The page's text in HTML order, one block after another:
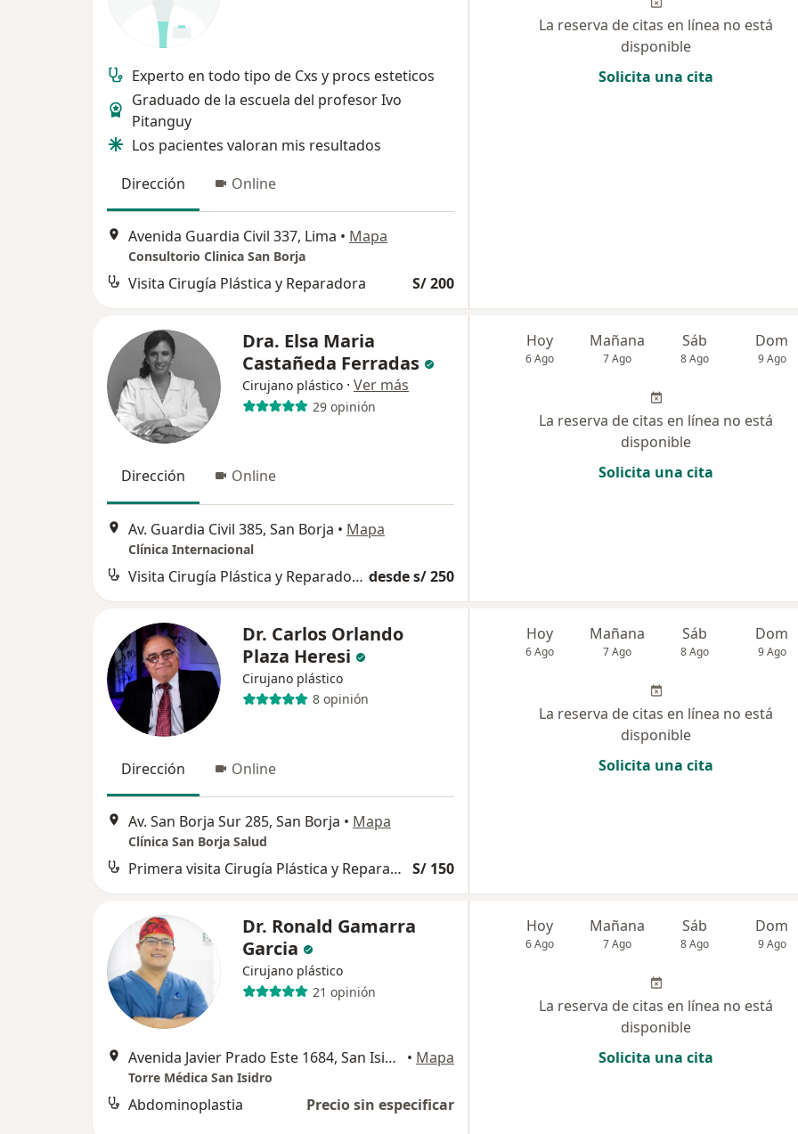
Experto en todo tipo de Cxs y procs esteticos
Graduado de la escuela del profesor Ivo
Pitanguy
Los pacientes valoran mis resultados
Dirección
Online
Avenida Guardia Civil 337, Lima • Mapa
Consultorio Clinica San Borja
Visita Cirugía Plástica y Reparadora S/ 200
La reserva de citas en línea no está
disponible
Solicita una cita
Dra. Elsa Maria
Castañeda Ferradas
Cirujano plástico · Ver más
29 opinión
Dirección Online
Av. Guardia Civil 385, San Borja • Mapa
Clínica Internacional
Visita Cirugía Plástica y Reparadora desde s/ 250
Hoy
6 Ago
Mañana
7 Ago
Sáb
8 Ago
Dom
9 Ago
La reserva de citas en línea no está
disponible
Solicita una cita
Dr. Carlos Orlando
Plaza Heresi
Cirujano plástico
8 opinión
Dirección Online
Av. San Borja Sur 285, San Borja • Mapa
Clínica San Borja Salud
Primera visita Cirugía Plástica y Reparadora S/ 150
Hoy
6 Ago
Mañana
7 Ago
Sáb
8 Ago
Dom
9 Ago
La reserva de citas en línea no está
disponible
Solicita una cita
Dr. Ronald Gamarra
Garcia
Cirujano plástico
21 opinión
Avenida Javier Prado Este 1684, San Isidro • Mapa
Torre Médica San Isidro
Abdominoplastia Precio sin especificar
Hoy
6 Ago
Mañana
7 Ago
Sáb
8 Ago
Dom
9 Ago
La reserva de citas en línea no está
disponible
Solicita una cita